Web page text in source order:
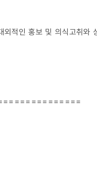
적인 홍보 및 의식고취와